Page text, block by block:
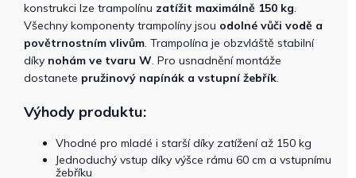
konstrukci lze trampolínu zatížit maximálně 150 kg.
Všechny komponenty trampolíny jsou odolné vůči vodě a
povětrnostním vlivům. Trampolína je obzvláště stabilní
díky nohám ve tvaru W. Pro usnadnění montáže
dostanete pružinový napínák a vstupní žebřík.
Výhody produktu:
Vhodné pro mladé i starší díky zatížení až 150 kg
Jednoduchý vstup díky výšce rámu 60 cm a vstupnímu
žebříku